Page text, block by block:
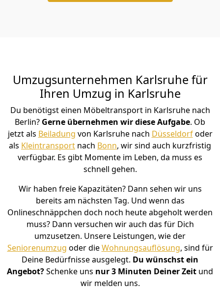
Umzugsunternehmen Karlsruhe für
Ihren Umzug in Karlsruhe
Du benötigst einen Möbeltransport in Karlsruhe nach
Berlin? Gerne übernehmen wir diese Aufgabe. Ob
jetzt als Beiladung von Karlsruhe nach Düsseldorfoder
als Kleintransport nach Bonn, wir sind auch kurzfristig
verfügbar. Es gibt Momente im Leben, da muss es
schnell gehen.
Wir haben freie Kapazitäten? Dann sehen wir uns
bereits am nächsten Tag. Und wenn das
Onlineschnäppchen doch noch heute abgeholt werden
muss? Dann versuchen wir auch das für Dich
umzusetzen. Unsere Leistungen, wie der
Seniorenumzug oder dieWohnungsauflösung, sind für
Deine Bedürfnisse ausgelegt. Du wünschst ein
Angebot?Schenke uns nur 3 Minuten Deiner Zeit und
wir melden uns.